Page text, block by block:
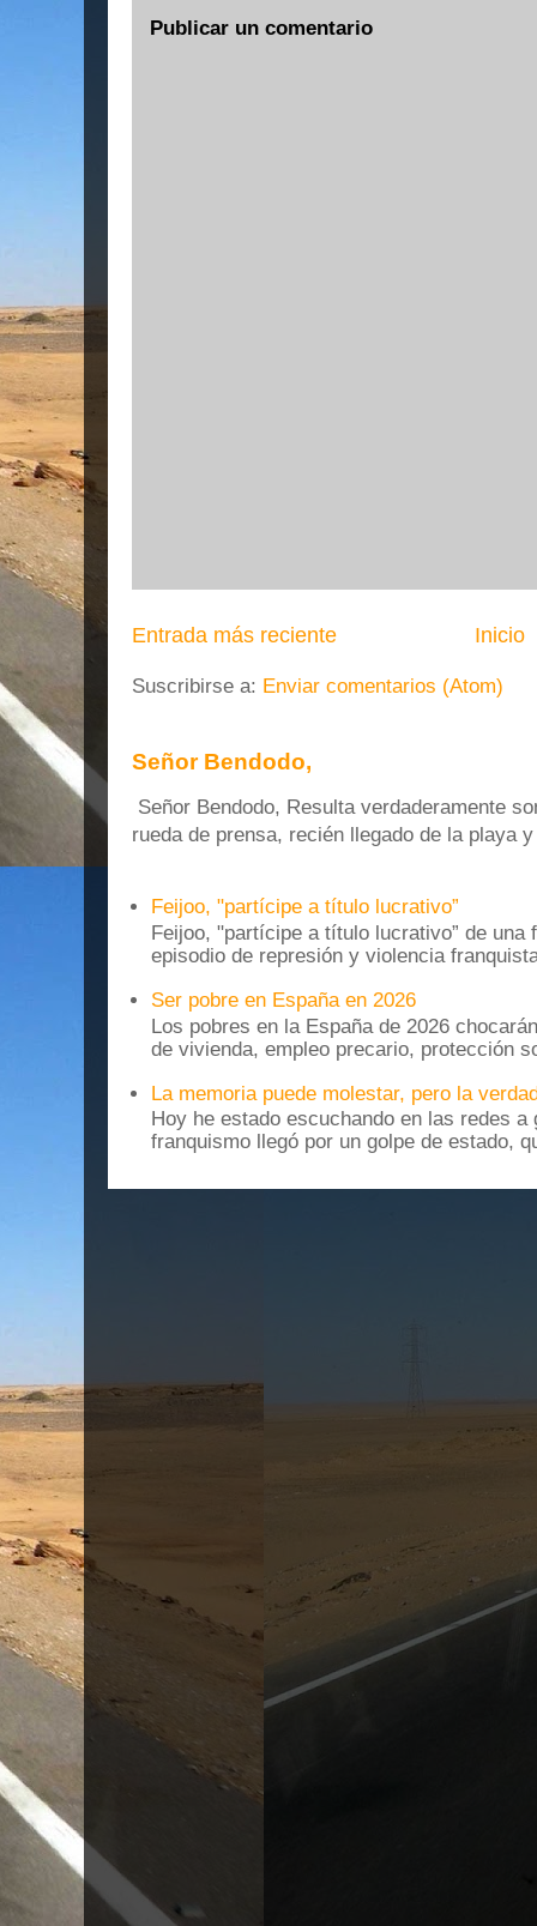
Publicar un comentario
Entrada más reciente Inicio
Suscribirse a: Enviar comentarios (Atom)
Señor Bendodo,
Señor Bendodo, Resulta verdaderamente
rueda de prensa, recién llegado de la playa
Feijoo, "partícipe a título lucrativo”
Feijoo, "partícipe a título lucrativo” de una
episodio de represión y violencia
Ser pobre en España en 2026
Los pobres en la España de 2026
de vivienda, empleo precario, protección
La memoria puede molestar, pero la
Hoy he estado escuchando en las redes
franquismo llegó por un golpe de estado,